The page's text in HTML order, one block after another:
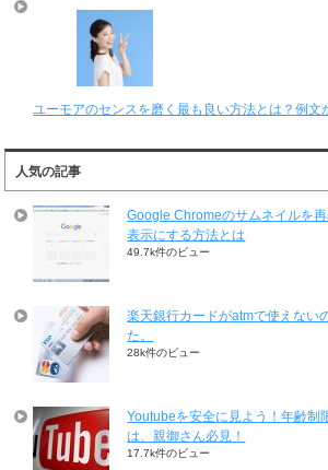
ユーモアのセンスを磨く最も良い方法とは？例文
人気の記事
Google Chromeのサムネイルを
表示にする方法とは
49.7k件のビュー
楽天銀行カードがatmで使えない
た。
28k件のビュー
Youtubeを安全に見よう！年齢制
は、親御さん必見！
17.7k件のビュー